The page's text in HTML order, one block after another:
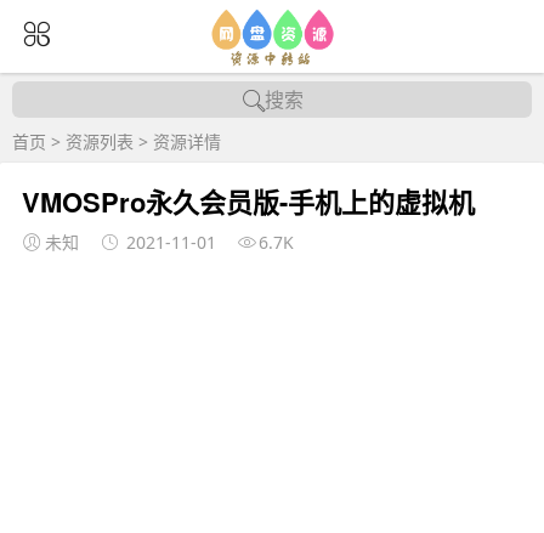
搜索
首页 > 资源列表 > 资源详情
VMOSPro永久会员版-手机上的虚拟机
未知 2021-11-01 6.7K